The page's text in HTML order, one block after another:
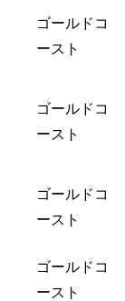
ゴールドコ
ースト
ゴールドコ
ースト
ゴールドコ
ースト
ゴールドコ
ースト